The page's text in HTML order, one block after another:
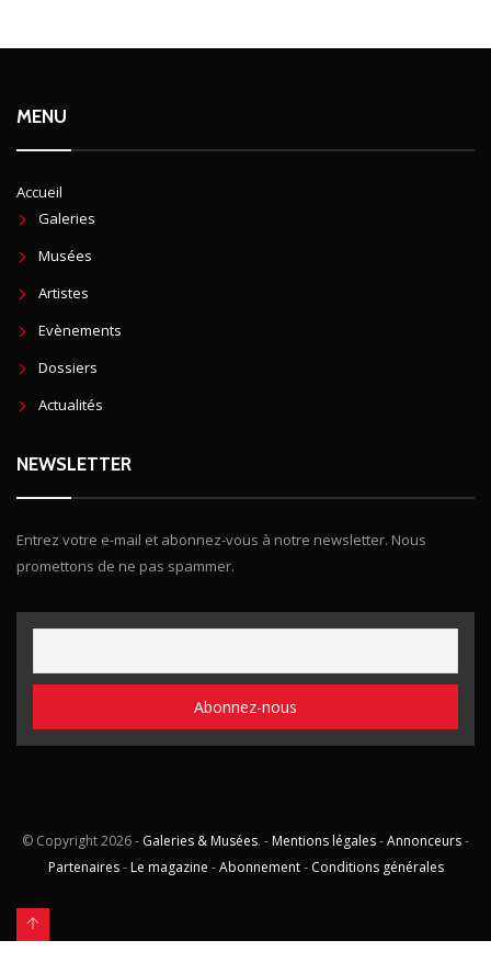
MENU
Accueil
Galeries
Musées
Artistes
Evènements
Dossiers
Actualités
NEWSLETTER
Entrez votre e-mail et abonnez-vous à notre newsletter. Nous
promettons de ne pas spammer.
© Copyright2026 - Galeries & Musées. - Mentions légales-Annonceurs-
Partenaires- Le magazine -Abonnement- Conditions générales